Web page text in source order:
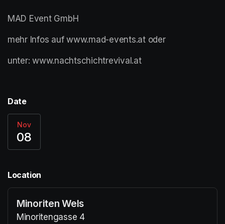
MAD Event GmbH
mehr Infos auf www.mad-events.at oder
unter: www.nachtschichtrevival.at
Date
Nov
08
Location
Minoriten Wels
Minoritengasse 4